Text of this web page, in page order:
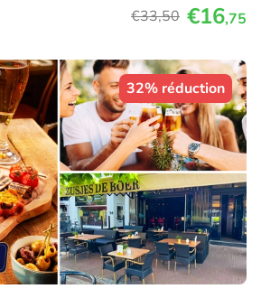
€33,50 €16,75
32% réduction